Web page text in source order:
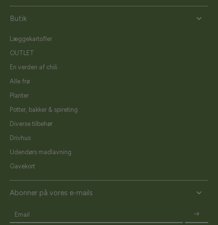
Butik
Læggekartofler
OUTLET
En verden af chili
Alle frø
Planter
Potter, bakker & spireting
Diverse tilbehør
Drivhus
Udendørs madlavning
Gavekort
Abonner på vores e-mails
Email